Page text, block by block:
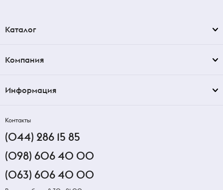
Каталог
Компания
Информация
Контакты
(044) 286 15 85
(098) 606 40 00
(063) 606 40 00